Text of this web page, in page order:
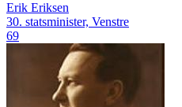
Erik Eriksen
30. statsminister, Venstre
69